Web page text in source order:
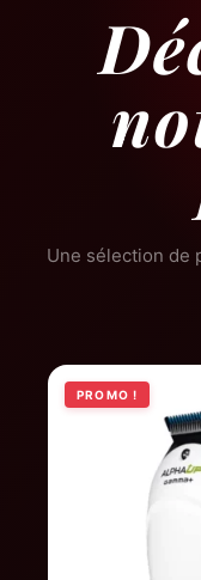
Une sélection de
PROMO !